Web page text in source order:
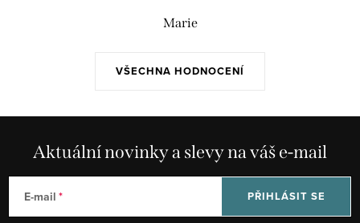
VŠECHNA HODNOCENÍ
Marie
Aktuální novinky a slevy na váš e-mail
E-mail PŘIHLÁSIT SE